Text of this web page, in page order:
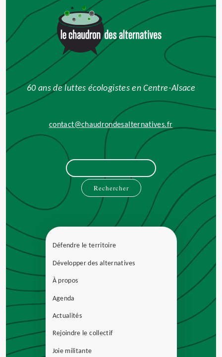
60 ans de luttes écologistes en Centre-Alsace
contact@chaudrondesalternatives.fr
Rechercher :
Défendre le territoire
Développer des alternatives
À propos
Agenda
Actualités
Rejoindre le collectif
Joie militante